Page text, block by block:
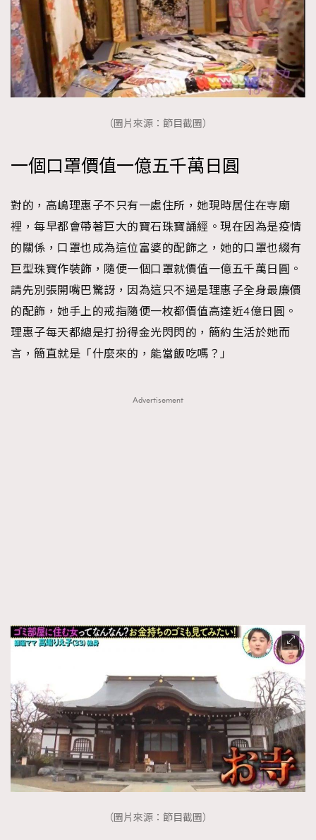
（圖片來源：節目截圖）
一個口罩價值一億五千萬日圓
對的，高嶋理惠子不只有一處住所，她現時居住在寺廟
裡，每早都會帶著巨大的寶石珠寶誦經。現在因為是疫情
的關係，口罩也成為這位富婆的配飾之，她的口罩也綴有
巨型珠寶作裝飾，隨便一個口罩就價值一億五千萬日圓。
請先別張開嘴巴驚訝，因為這只不過是理惠子全身最廉價
的配飾，她手上的戒指隨便一枚都價值高達近4億日圓。
理惠子每天都總是打扮得金光閃閃的，簡約生活於她而
言，簡直就是「什麼來的，能當飯吃嗎？」
Advertisement
（圖片來源：節目截圖）